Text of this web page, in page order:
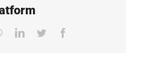
Facebook
Twitter